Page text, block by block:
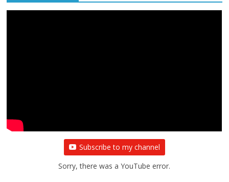
Subscribe to my channel
Sorry, there was a YouTube error.